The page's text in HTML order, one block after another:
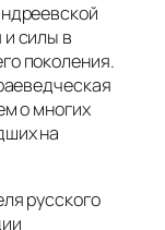
силы в
поколения.
о многих
на
русского